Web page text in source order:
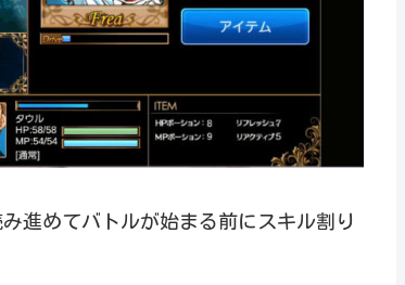
進めてバトルが始まる前にスキル割り